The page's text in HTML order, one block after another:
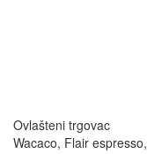
Ovlašteni trgovac
Wacaco, Flair espresso,